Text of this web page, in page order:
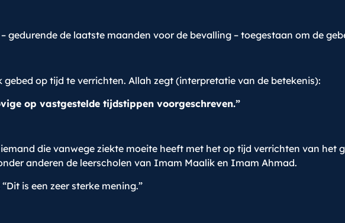
gedurende de laatste maanden voor de bevalling – toegestaan om de
op tijd te verrichten. Allah zegt (interpretatie van de betekenis):
op vastgestelde tijdstippen voorgeschreven.”
die vanwege ziekte moeite heeft met het op tijd verrichten van het
anderen de leerscholen van Imam Maalik en Imam Ahmad.
is een zeer sterke mening.”